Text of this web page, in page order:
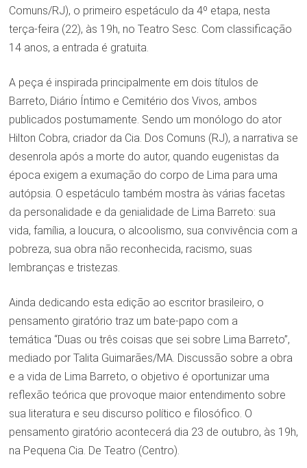
Comuns/RJ), o primeiro espetáculo da 4º etapa, nesta
terça-feira (22), às 19h, no Teatro Sesc. Com classificação
14 anos, a entrada é gratuita.
A peça é inspirada principalmente em dois títulos de
Barreto, Diário Íntimo e Cemitério dos Vivos, ambos
publicados postumamente. Sendo um monólogo do ator
Hilton Cobra, criador da Cia. Dos Comuns (RJ), a narrativa se
desenrola após a morte do autor, quando eugenistas da
época exigem a exumação do corpo de Lima para uma
autópsia. O espetáculo também mostra às várias facetas
da personalidade e da genialidade de Lima Barreto: sua
vida, família, a loucura, o alcoolismo, sua convivência com a
pobreza, sua obra não reconhecida, racismo, suas
lembranças e tristezas.
Ainda dedicando esta edição ao escritor brasileiro, o
pensamento giratório traz um bate-papo com a
temática “Duas ou três coisas que sei sobre Lima Barreto”,
mediado por Talita Guimarães/MA. Discussão sobre a obra
e a vida de Lima Barreto, o objetivo é oportunizar uma
reflexão teórica que provoque maior entendimento sobre
sua literatura e seu discurso político e filosófico. O
pensamento giratório acontecerá dia 23 de outubro, às 19h,
na Pequena Cia. De Teatro (Centro).